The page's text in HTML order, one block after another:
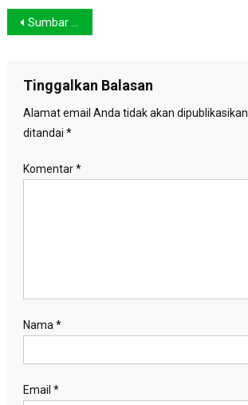
Navigasi
Sumbar Kembali Di Guncang Gempa 5,1 SR
Tinggalkan Balasan
Alamat email Anda tidak akan dipublikasikan.
ditandai *
Komentar*
Nama *
Email *